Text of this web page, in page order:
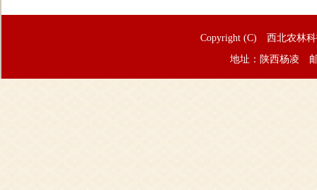
Copyright (C) 西北农林
地址：陕西杨凌